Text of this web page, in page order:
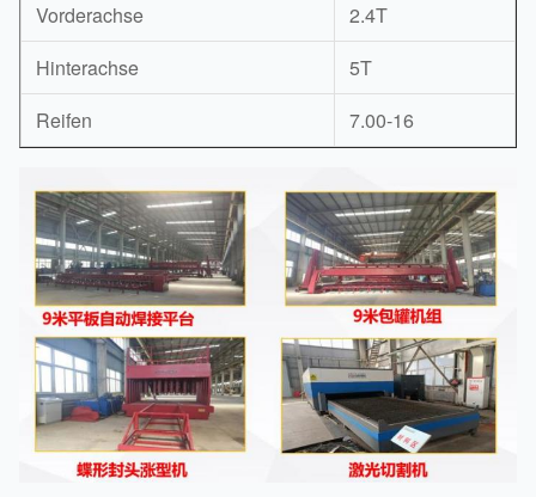
Vorderachse
2.4T
Hinterachse
5T
Reifen
7.00-16